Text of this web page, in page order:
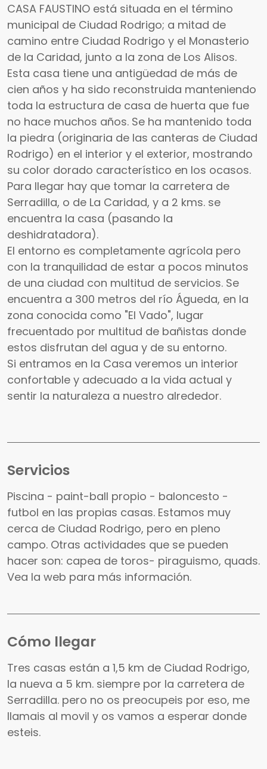
CASA FAUSTINO está situada en el término
municipal de Ciudad Rodrigo; a mitad de
camino entre Ciudad Rodrigo y el Monasterio
de la Caridad, junto a la zona de Los Alisos.
Esta casa tiene una antigüedad de más de
cien años y ha sido reconstruida manteniendo
toda la estructura de casa de huerta que fue
no hace muchos años. Se ha mantenido toda
la piedra (originaria de las canteras de Ciudad
Rodrigo) en el interior y el exterior, mostrando
su color dorado característico en los ocasos.
Para llegar hay que tomar la carretera de
Serradilla, o de La Caridad, y a 2 kms. se
encuentra la casa (pasando la
deshidratadora).
El entorno es completamente agrícola pero
con la tranquilidad de estar a pocos minutos
de una ciudad con multitud de servicios. Se
encuentra a 300 metros del río Águeda, en la
zona conocida como "El Vado", lugar
frecuentado por multitud de bañistas donde
estos disfrutan del agua y de su entorno.
Si entramos en la Casa veremos un interior
confortable y adecuado a la vida actual y
sentir la naturaleza a nuestro alrededor.
Servicios
Piscina - paint-ball propio - baloncesto -
futbol en las propias casas. Estamos muy
cerca de Ciudad Rodrigo, pero en pleno
campo. Otras actividades que se pueden
hacer son: capea de toros- piraguismo, quads.
Vea la web para más información.
Cómo llegar
Tres casas están a 1,5 km de Ciudad Rodrigo,
la nueva a 5 km. siempre por la carretera de
Serradilla. pero no os preocupeis por eso, me
llamais al movil y os vamos a esperar donde
esteis.